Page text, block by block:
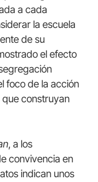
a cada
la escuela
de su
el efecto
foco de la acción
que construyan
, a los
convivencia en
indican unos